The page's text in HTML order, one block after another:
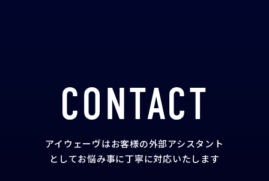
CONTACT
アイウェーヴはお客様の外部アシスタント
としてお悩み事に丁寧に対応いたします